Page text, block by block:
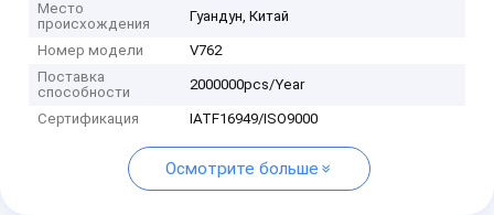
Место
происхождения
Гуандун, Китай
Номер модели
V762
Поставка
способности
2000000pcs/Year
Сертификация IATF16949/ISO9000
Осмотрите больше